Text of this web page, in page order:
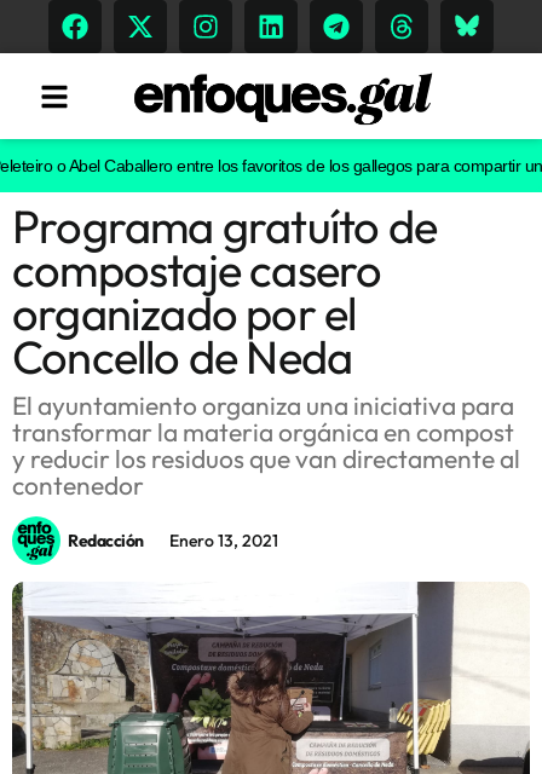
Tendencias
Memoria Histórica
Gastronomía
Escenarios
Sostenibilidad
o Abel Caballero entre los favoritos de los gallegos para compartir un
Programa gratuíto de
compostaje casero
organizado por el
Concello de Neda
El ayuntamiento organiza una iniciativa para
transformar la materia orgánica en compost
y reducir los residuos que van directamente al
contenedor
Redacción Enero 13, 2021